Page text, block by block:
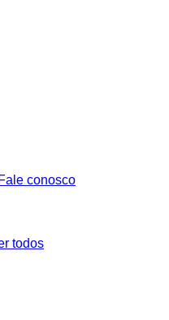
Fale conosco
todos